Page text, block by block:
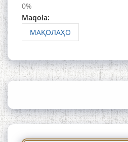
0%
Maqola:
МАҚОЛАҲО
АЗ ҶОНИБИ ОЛИМОНИ
АКАДЕМИЯИ МИЛЛИИ